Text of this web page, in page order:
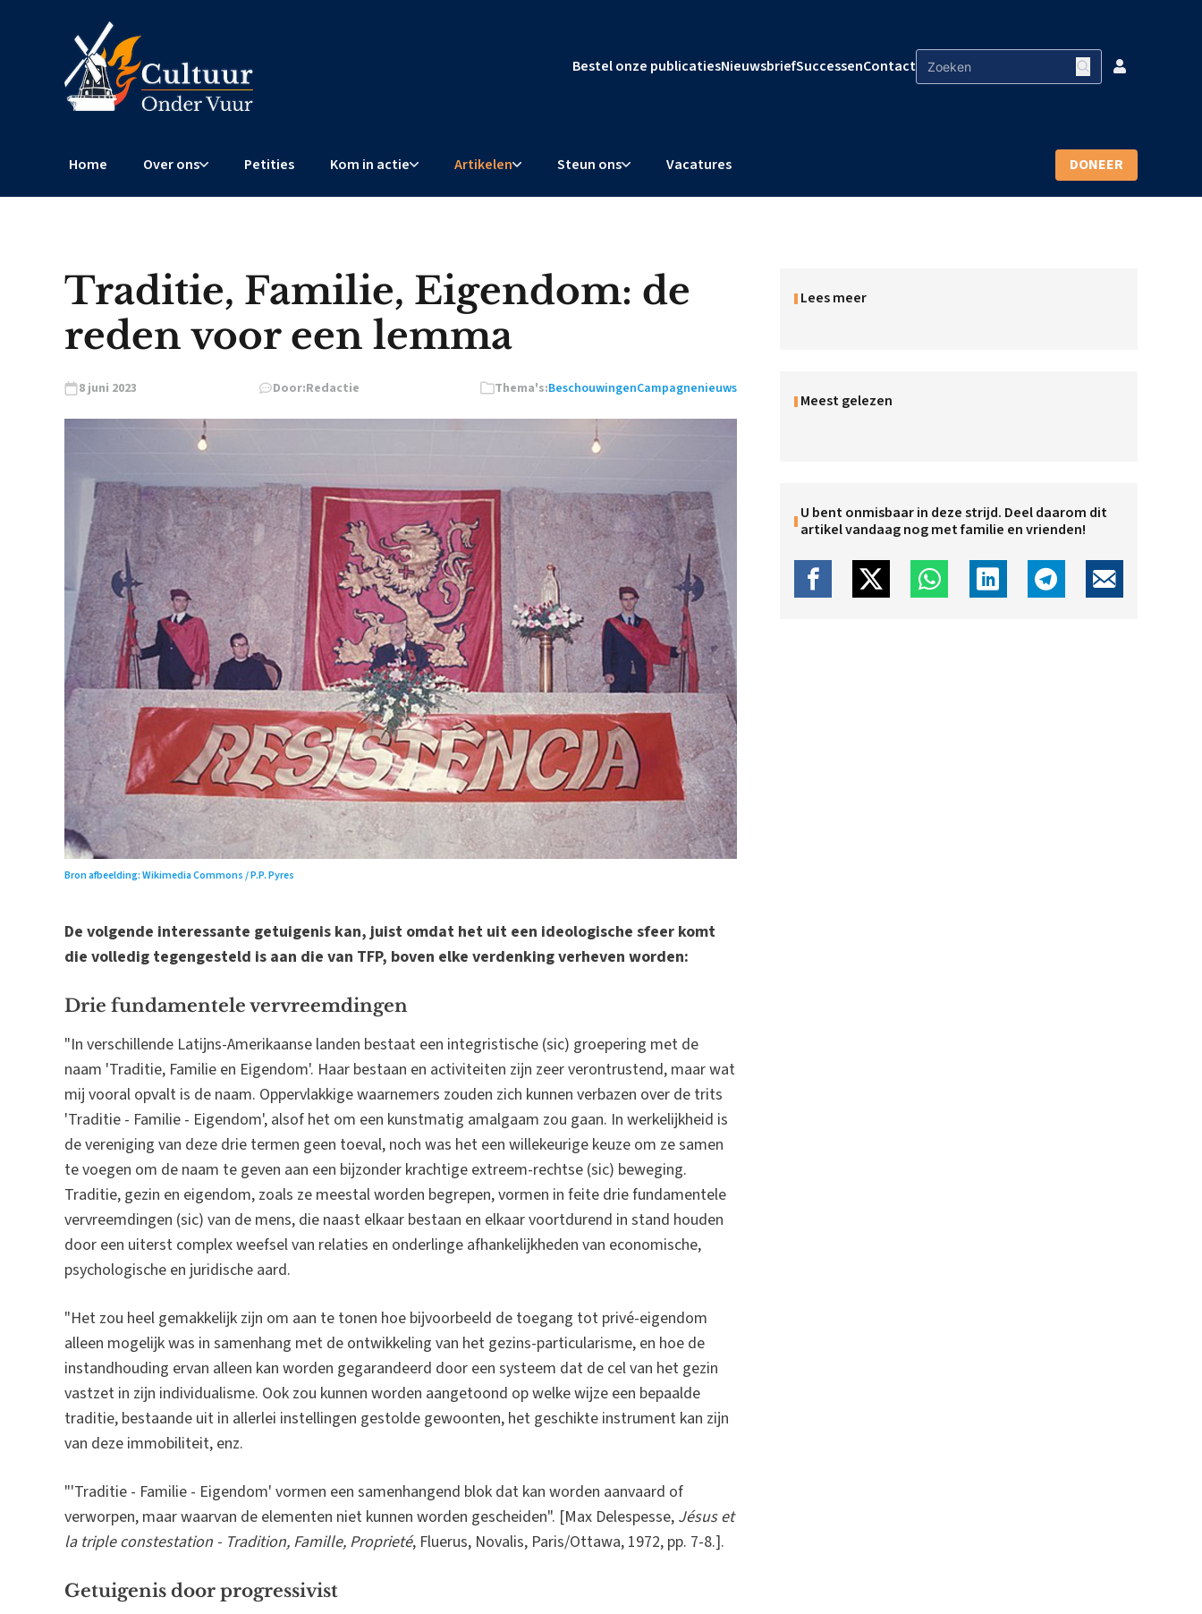
Bestel onze publicatiesNieuwsbriefSuccessenContact
Home Over ons Petities Kom in actie Artikelen Steun ons Vacatures DONEER
Traditie, Familie, Eigendom: de
reden voor een lemma
8 juni 2023 Door:Redactie Thema's:BeschouwingenCampagnenieuws
Bron afbeelding: Wikimedia Commons / P.P. Pyres
De volgende interessante getuigenis kan, juist omdat het uit een ideologische sfeer komt
die volledig tegengesteld is aan die van TFP, boven elke verdenking verheven worden:
Drie fundamentele vervreemdingen
"In verschillende Latijns-Amerikaanse landen bestaat een integristische (sic) groepering met de
naam 'Traditie, Familie en Eigendom'. Haar bestaan en activiteiten zijn zeer verontrustend, maar wat
mij vooral opvalt is de naam. Oppervlakkige waarnemers zouden zich kunnen verbazen over de trits
'Traditie - Familie - Eigendom', alsof het om een kunstmatig amalgaam zou gaan. In werkelijkheid is
de vereniging van deze drie termen geen toeval, noch was het een willekeurige keuze om ze samen
te voegen om de naam te geven aan een bijzonder krachtige extreem-rechtse (sic) beweging.
Traditie, gezin en eigendom, zoals ze meestal worden begrepen, vormen in feite drie fundamentele
vervreemdingen (sic) van de mens, die naast elkaar bestaan en elkaar voortdurend in stand houden
door een uiterst complex weefsel van relaties en onderlinge afhankelijkheden van economische,
psychologische en juridische aard.
"Het zou heel gemakkelijk zijn om aan te tonen hoe bijvoorbeeld de toegang tot privé-eigendom
alleen mogelijk was in samenhang met de ontwikkeling van het gezins-particularisme, en hoe de
instandhouding ervan alleen kan worden gegarandeerd door een systeem dat de cel van het gezin
vastzet in zijn individualisme. Ook zou kunnen worden aangetoond op welke wijze een bepaalde
traditie, bestaande uit in allerlei instellingen gestolde gewoonten, het geschikte instrument kan zijn
van deze immobiliteit, enz.
"'Traditie - Familie - Eigendom' vormen een samenhangend blok dat kan worden aanvaard of
verworpen, maar waarvan de elementen niet kunnen worden gescheiden". [Max Delespesse, Jésus et
la triple constestation - Tradition, Famille, Proprieté, Fluerus, Novalis, Paris/Ottawa, 1972, pp. 7-8.].
Getuigenis door progressivist
Lees meer
Meest gelezen
U bent onmisbaar in deze strijd. Deel daarom dit
artikel vandaag nog met familie en vrienden!